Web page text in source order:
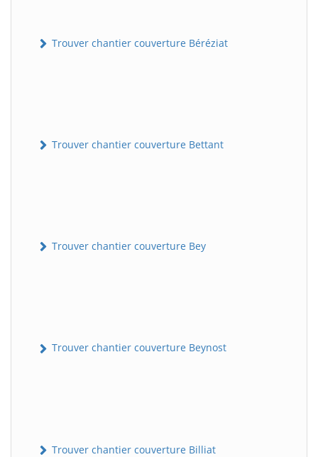
Trouver chantier couverture Béréziat
Trouver chantier couverture Bettant
Trouver chantier couverture Bey
Trouver chantier couverture Beynost
Trouver chantier couverture Billiat